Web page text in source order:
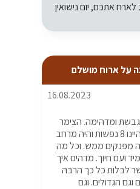
אתכם, יום נישואין
על ארוח מושלם
16.08.2023
ומדהימה. הצימר
היה נקי ומרווח מאד. היינו 8 נפשות והיה מרחב
מפנקים ממש. וכל מה
ועם חיוך. מדהים איך
לבלות כל כך הרבה
וגם הגדולים. וגם